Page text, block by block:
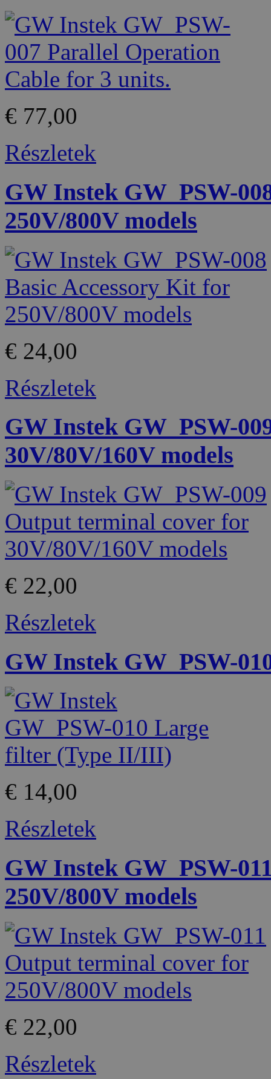
€ 77,00
Részletek
GW Instek GW_PSW-
250V/800V models
€ 24,00
Részletek
GW Instek GW_PSW-
30V/80V/160V models
€ 22,00
Részletek
GW Instek GW_PSW-
€ 14,00
Részletek
GW Instek GW_PSW-
250V/800V models
€ 22,00
Részletek